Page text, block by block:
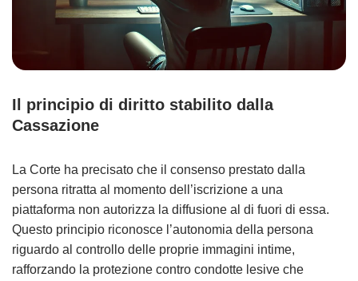
Il principio di diritto stabilito dalla
Cassazione
La Corte ha precisato che il consenso prestato dalla
persona ritratta al momento dell’iscrizione a una
piattaforma non autorizza la diffusione al di fuori di essa.
Questo principio riconosce l’autonomia della persona
riguardo al controllo delle proprie immagini intime,
rafforzando la protezione contro condotte lesive che